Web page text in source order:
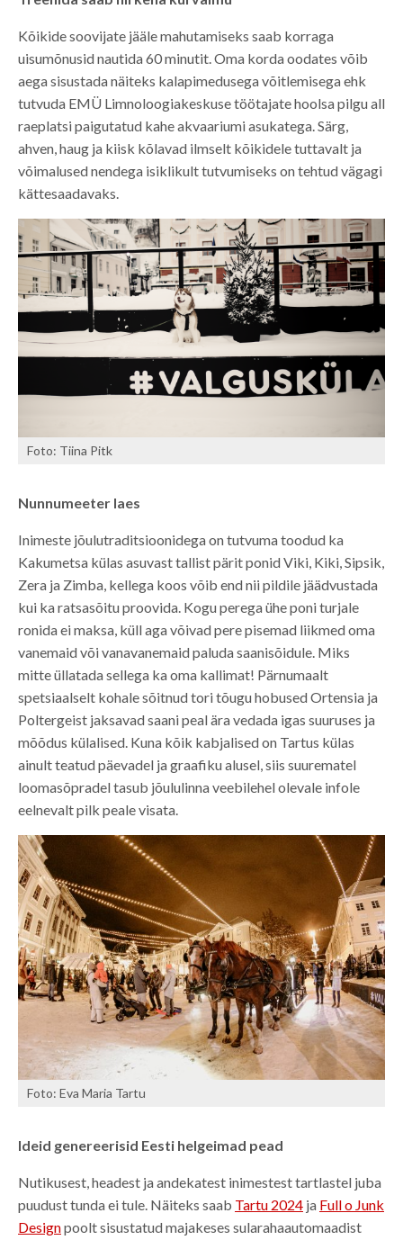
Kõikide soovijate jääle mahutamiseks saab korraga
uisumõnusid nautida 60 minutit. Oma korda oodates võib
aega sisustada näiteks kalapimedusega võitlemisega ehk
tutvuda EMÜ Limnoloogiakeskuse töötajate hoolsa pilgu all
raeplatsi paigutatud kahe akvaariumi asukatega. Särg,
ahven, haug ja kiisk kõlavad ilmselt kõikidele tuttavalt ja
võimalused nendega isiklikult tutvumiseks on tehtud vägagi
kättesaadavaks.
Foto: Tiina Pitk
Nunnumeeter laes
Inimeste jõulutraditsioonidega on tutvuma toodud ka
Kakumetsa külas asuvast tallist pärit ponid Viki, Kiki, Sipsik,
Zera ja Zimba, kellega koos võib end nii pildile jäädvustada
kui ka ratsasõitu proovida. Kogu perega ühe poni turjale
ronida ei maksa, küll aga võivad pere pisemad liikmed oma
vanemaid või vanavanemaid paluda saanisõidule. Miks
mitte üllatada sellega ka oma kallimat! Pärnumaalt
spetsiaalselt kohale sõitnud tori tõugu hobused Ortensia ja
Poltergeist jaksavad saani peal ära vedada igas suuruses ja
mõõdus külalised. Kuna kõik kabjalised on Tartus külas
ainult teatud päevadel ja graafiku alusel, siis suurematel
loomasõpradel tasub jõululinna veebilehel olevale infole
eelnevalt pilk peale visata.
Foto: Eva Maria Tartu
Ideid genereerisid Eesti helgeimad pead
Nutikusest, headest ja andekatest inimestest tartlastel juba
puudust tunda ei tule. Näiteks saab Tartu 2024 ja Full o Junk
Designpoolt sisustatud majakeses sularahaautomaadist